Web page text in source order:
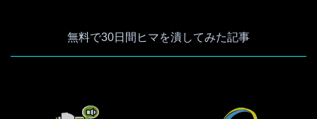
無料で30日間ヒマを潰してみた記事